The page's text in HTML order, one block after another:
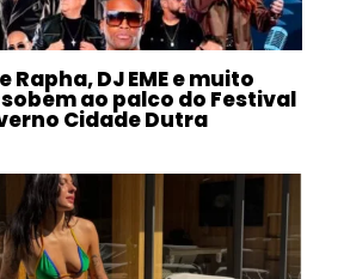
Rapha, DJ EME e muito
ao palco do Festival
Cidade Dutra